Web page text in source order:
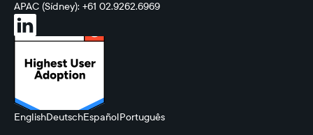
APAC (Sídney): +61 02.9262.6969
EnglishDeutschEspañolPortuguês